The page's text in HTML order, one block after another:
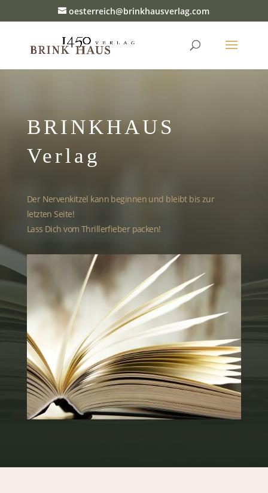
oesterreich@brinkhausverlag.com
BRINKHAUS
Verlag
Der Nervenkitzel kann beginnen und bleibt bis zur
letzten Seite!
Lass Dich vom Thrillerfieber packen!